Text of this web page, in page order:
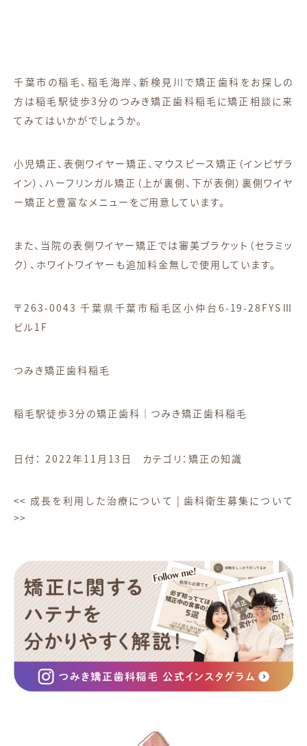
千葉市の稲毛、稲毛海岸、新検見川で矯正歯科をお探しの
方は稲毛駅徒歩3分のつみき矯正歯科稲毛に矯正相談に来
てみてはいかがでしょうか。
小児矯正、表側ワイヤー矯正、マウスピース矯正（インビザラ
イン）、ハーフリンガル矯正（上が裏側、下が表側）裏側ワイヤ
ー矯正と豊富なメニューをご用意しています。
また、当院の表側ワイヤー矯正では審美ブラケット（セラミッ
ク）、ホワイトワイヤーも追加料金無しで使用しています。
〒263-0043 千葉県千葉市稲毛区小仲台6-19-28FYSⅢ
ビル1F
つみき矯正歯科稲毛
稲毛駅徒歩3分の矯正歯科｜つみき矯正歯科稲毛
日付： 2022年11月13日 カテゴリ：矯正の知識
<< 成長を利用した治療について |歯科衛生募集について
>>